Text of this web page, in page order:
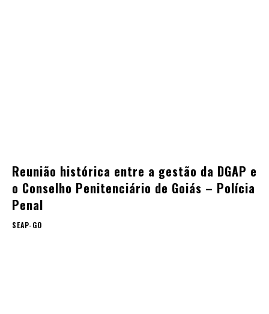
Reunião histórica entre a gestão da DGAP e
o Conselho Penitenciário de Goiás – Polícia
Penal
SEAP-GO